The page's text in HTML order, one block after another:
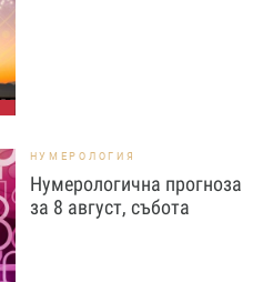
НУМЕРОЛОГИЯ
Нумерологична прогноза
за 8 август, събота